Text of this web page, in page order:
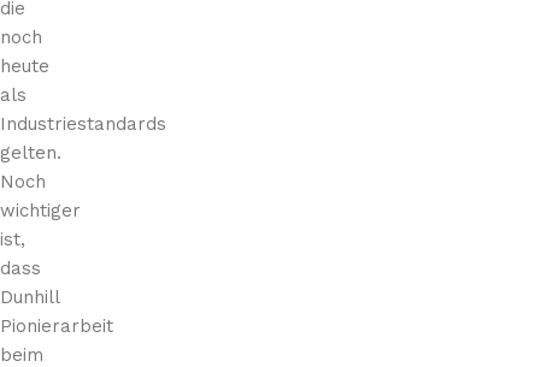
die
noch
heute
als
Industriestandards
gelten.
Noch
wichtiger
ist,
dass
Dunhill
Pionierarbeit
beim